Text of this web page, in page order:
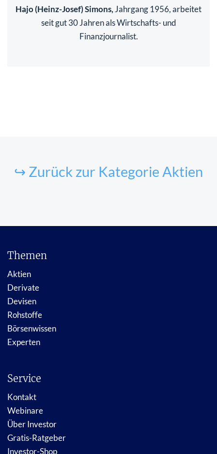
Hajo (Heinz-Josef) Simons, Jahrgang 1956, arbeitet
seit gut 30 Jahren als Wirtschafts- und
Finanzjournalist.
↪ Zurück zur Kategorie Aktien
Themen
Aktien
Derivate
Devisen
Rohstoffe
Börsenwissen
Experten
Service
Kontakt
Webinare
Über Investor
Gratis-Ratgeber
Investor-Shop